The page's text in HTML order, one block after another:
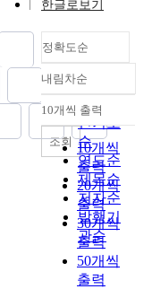
한글로보기
정확도순
정확도
순
인기도
순
연도순
제목순
저자순
발행기
관순
내림차순
내림차순
10개씩 출력
10개씩
출력
20개씩
출력
30개씩
출력
50개씩
출력
조회